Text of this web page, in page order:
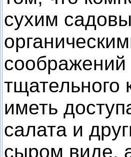
сухим
тщательного
иметь
салата и
сыром виде,